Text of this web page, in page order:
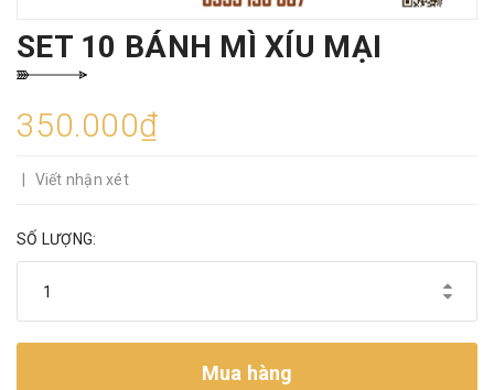
SET 10 BÁNH MÌ XÍU MẠI
350.000₫
Viết nhận xét
SỐ LƯỢNG:
Mua hàng